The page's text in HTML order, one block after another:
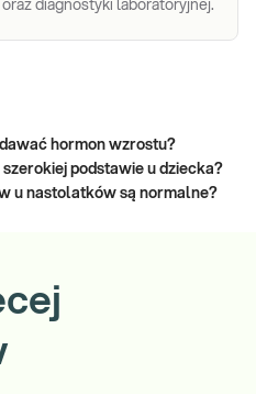
diagnostyki laboratoryjnej.
hormon wzrostu?
podstawie u dziecka?
u nastolatków są normalne?